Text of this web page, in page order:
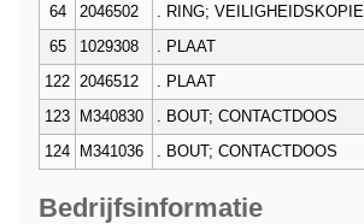
64
2046502 . RING; VEILIGHEIDSKOPIE
65
1029308 . PLAAT
122 2046512 . PLAAT
123 M340830 . BOUT; CONTACTDOOS
124 M341036 . BOUT; CONTACTDOOS
Bedrijfsinformatie